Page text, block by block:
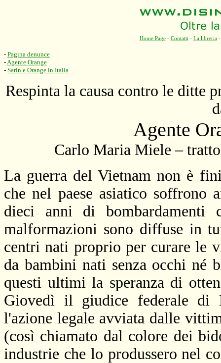
Home Page- Contatti - La libreria
- Pagina denunce
-Agente Orange
- Sarin e Orange in Italia
Respinta la causa contro le ditte
Agente
Carlo Maria Miele –
La guerra del Vietnam non è
che nel paese asiatico soffrono
dieci anni di bombardamenti
malformazioni sono diffuse in
centri nati proprio per curare le
da bambini nati senza occhi
questi ultimi la speranza di
Giovedì il giudice federale di
l'azione legale avviata dalle
(così chiamato dal colore dei
industrie che lo produssero nel